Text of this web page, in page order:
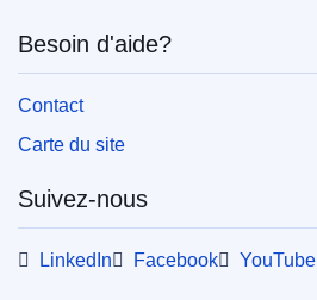
IMMC : C(2023)8085/3048969
Besoin d'aide?
Contact
Carte du site
Suivez-nous
LinkedIn Facebook YouTube